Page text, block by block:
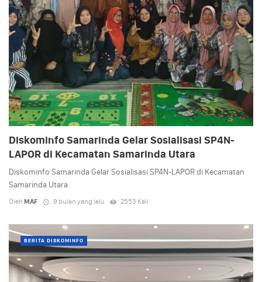
Diskominfo Samarinda Gelar Sosialisasi SP4N-
LAPOR di Kecamatan Samarinda Utara
Diskominfo Samarinda Gelar Sosialisasi SP4N-LAPOR di Kecamatan
Samarinda Utara
Oleh MAF 9 bulan yang lalu 2553 Kali
BERITA DISKOMINFO